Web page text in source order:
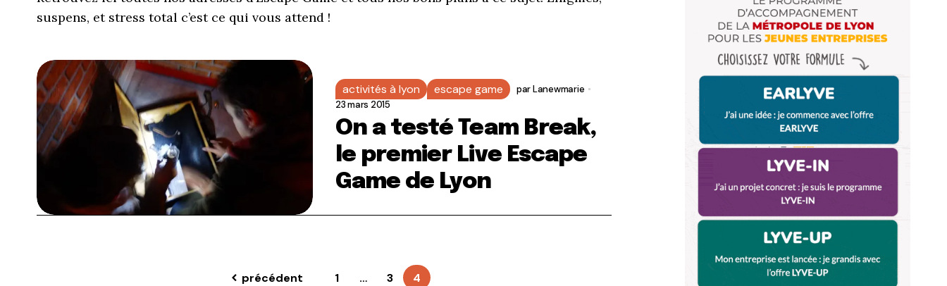
suspens, et stress total c’est ce qui vous attend !
activités à lyon escape game parLanewmarie
23 mars 2015
On a testé Team Break,
le premier Live Escape
Game de Lyon
précédent 1 … 3 4